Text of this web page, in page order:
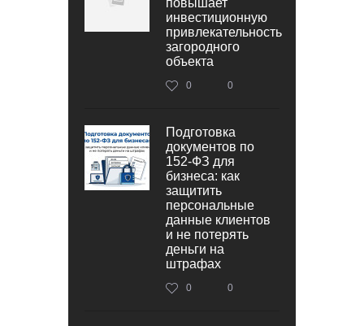
инвестиционную
привлекательность
загородного
объекта
0 0
Подготовка
документов по
152‑ФЗ для
бизнеса: как
защитить
персональные
данные клиентов
и не потерять
деньги на
штрафах
0 0